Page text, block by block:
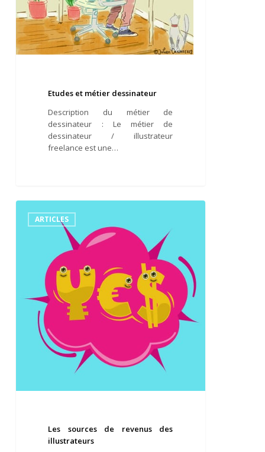
Etudes et métier dessinateur
Description du métier de
dessinateur : Le métier de
dessinateur / illustrateur
freelance est une…
Les
sources
illustrateurs
ARTICLES
Les sources de revenus des
illustrateurs